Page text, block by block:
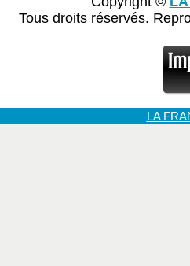
Tous droits réservés.
LA